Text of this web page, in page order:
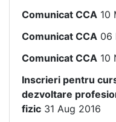
Comunicat CCA 10
Comunicat CCA 06
Comunicat CCA 10
Inscrieri pentru
dezvoltare
fizic 31 Aug 2016